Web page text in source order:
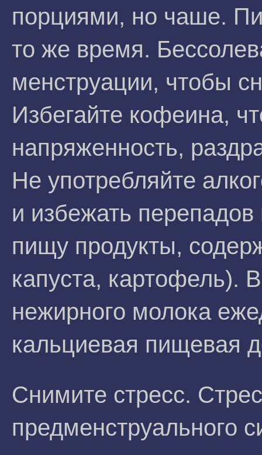
порциями, но чаше.
то же время.
менструации, чтобы
Избегайте кофеина,
напряженность,
Не употребляйте
и избежать
пищу продукты,
капуста, картофель).
нежирного молока
кальциевая пищевая
Снимите стресс.
предменструального